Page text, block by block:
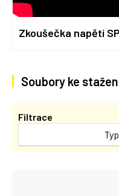
Zkoušečka napětí
Soubory ke
Filtrace